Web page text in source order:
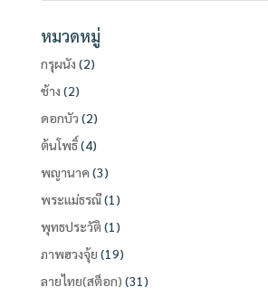
หมวดหมู่
กรุผนัง (2)
ช้าง (2)
ดอกบัว (2)
ต้นโพธิ์(4)
พญานาค (3)
พระแม่ธรณี(1)
พุทธประวัติ (1)
ภาพฮวงจุ้ย (19)
ลายไทย(สต็อก) (31)